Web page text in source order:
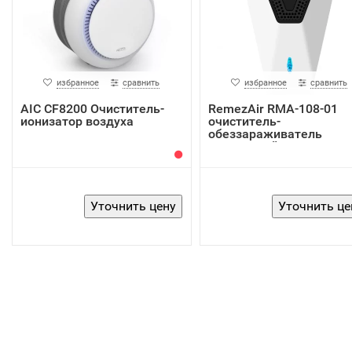
избранное сравнить
AIC CF8200 Очиститель-
ионизатор воздуха
избранное сравнить
RemezAir RMA-108-01
очиститель-
обеззараживатель
переносной